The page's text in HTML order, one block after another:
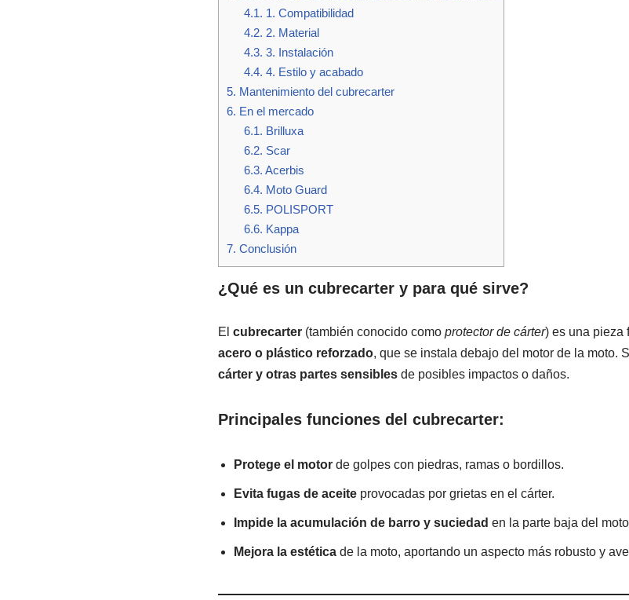
4.1. 1. Compatibilidad
4.2. 2. Material
4.3. 3. Instalación
4.4. 4. Estilo y acabado
5. Mantenimiento del cubrecarter
6. En el mercado
6.1. Brilluxa
6.2. Scar
6.3. Acerbis
6.4. Moto Guard
6.5. POLISPORT
6.6. Kappa
7. Conclusión
¿Qué es un cubrecarter y para qué sirve?
El cubrecarter(también conocido como protector de cárter) es una pieza
acero o plástico reforzado, que se instala debajo del motor de la moto.
cárter y otras partes sensiblesde posibles impactos o daños.
Principales funciones del cubrecarter:
Protege el motorde golpes con piedras, ramas o bordillos.
Evita fugas de aceiteprovocadas por grietas en el cárter.
Impide la acumulación de barro y suciedad en la parte baja del
Mejora la estéticade la moto, aportando un aspecto más robusto y